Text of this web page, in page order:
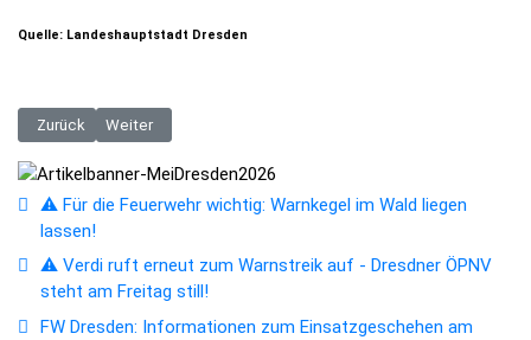
Quelle: Landeshauptstadt Dresden
Vorheriger Beitrag: Neue Elberadweg-Piktogramme verbessern die
Zurück Nächster Beitrag: Fahrplananpassung der Linien während
Weiter
⚠️ Für die Feuerwehr wichtig: Warnkegel im Wald liegen
lassen!
⚠️ Verdi ruft erneut zum Warnstreik auf - Dresdner ÖPNV
steht am Freitag still!
FW Dresden: Informationen zum Einsatzgeschehen am